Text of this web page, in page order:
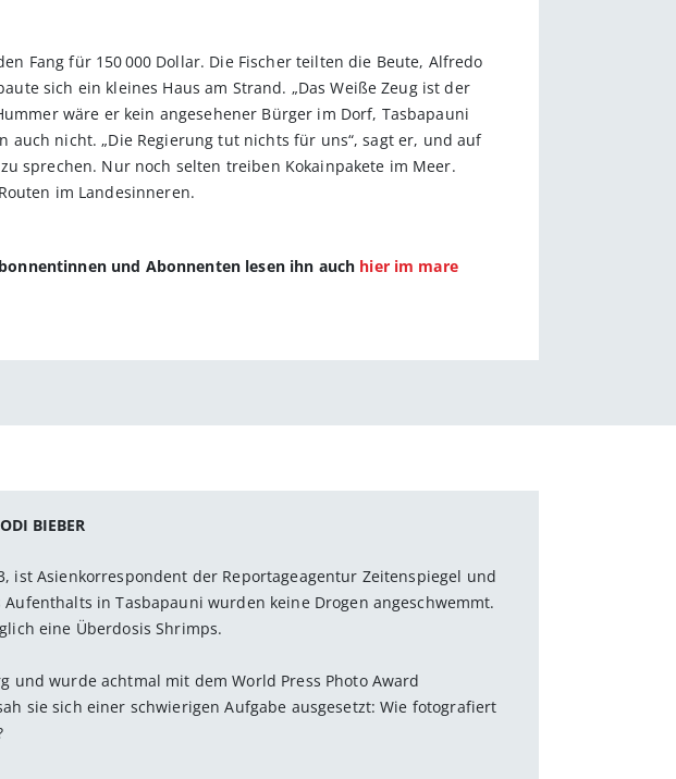
Fang für 150 000 Dollar. Die Fischer teilten die Beute, Alfredo
sich ein kleines Haus am Strand. „Das Weiße Zeug ist der
wäre er kein angesehener Bürger im Dorf, Tasbapauni
nicht. „Die Regierung tut nichts für uns“, sagt er, und auf
sprechen. Nur noch selten treiben Kokainpakete im Meer.
im Landesinneren.
und Abonnenten lesen ihn auch hier im mare
BIEBER
ist Asienkorrespondent der Reportageagentur Zeitenspiegel und
in Tasbapauni wurden keine Drogen angeschwemmt.
eine Überdosis Shrimps.
und wurde achtmal mit dem World Press Photo Award
sie sich einer schwierigen Aufgabe ausgesetzt: Wie fotografiert